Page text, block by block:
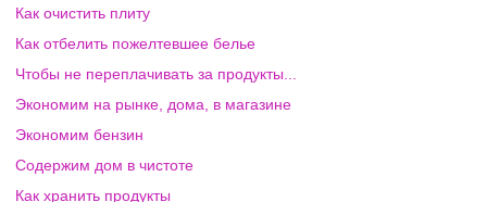
Как очистить плиту
Как отбелить пожелтевшее белье
Чтобы не переплачивать за продукты...
Экономим на рынке, дома, в магазине
Экономим бензин
Содержим дом в чистоте
Как хранить продукты